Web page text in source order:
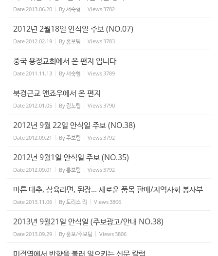
Date2013.06.20 By서숙형 Views3782
2012년 2월18일 안식일 주보 (NO.07)
Date2012.02.19 By홍보팀 Views3783
중국 용정교회에서 온 편지 입니다
Date2011.11.13 By서숙형 Views3789
북경근교 앤죠우에서 온 편지
Date2012.01.05 By 김노립 Views3790
2012년 9월 22일 안식일 주보 (NO.38)
Date2012.09.21 By주보팀 Views3792
2012년 9월1일 안식일 주보 (NO.35)
Date2012.09.01 By홍보팀 Views3792
마른 대추, 삼육라면, 된장... 새로운 품목 판매/지역사회 봉사부
Date2013.11.06 By도리스 리 Views3806
2013년 9월21일 안식일 (주보광고/안내 NO.38)
Date2013.09.29 By홍보/주보팀 Views3806
미전역에서 반향을 불러 일으키는 신문 칼럼